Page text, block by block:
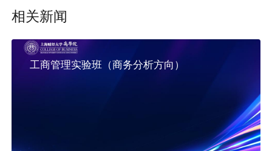
相关新闻
工商管理实验班（商务分析方向）